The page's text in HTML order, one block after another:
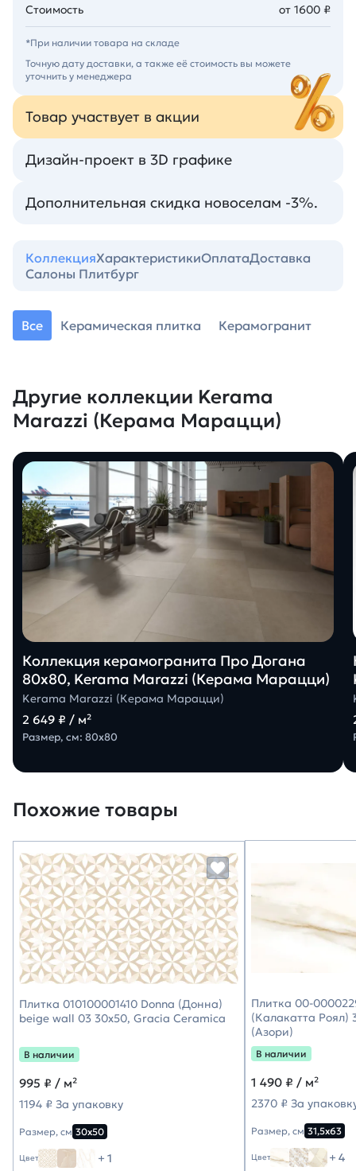
Стоимость
от 1600 ₽
*При наличии товара на складе
Точную дату доставки, а также её стоимость вы можете
уточнить у менеджера
Товар участвует в акции
Дизайн-проект в 3D графике
Дополнительная скидка новоселам -3%.
КоллекцияХарактеристикиОплатаДоставка
Салоны Плитбург
Все Керамическая плитка Керамогранит
Другие коллекции Kerama
Marazzi (Керама Марацци)
Коллекция керамогранита Про Догана
80х80, Kerama Marazzi (Керама Марацци)
Kerama Marazzi (Керама Марацци)
2 649 ₽ / м²
Размер, см: 80х80
Похожие товары
Плитка 010100001410 Donna (Донна)
beige wall 03 30х50, Gracia Ceramica
В наличии
995 ₽ / м²
1194 ₽ За упаковку
Размер, см 30х50
Цвет + 1
Плитка 00-
(Калакатта Роял)
(Азори)
В наличии
1 490 ₽ / м²
2370 ₽ За
Размер, см 31,5х63
Цвет + 4